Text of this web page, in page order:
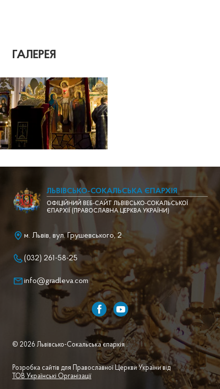
ГАЛЕРЕЯ
ЛЬВІВСЬКО-СОКАЛЬСЬКА ЄПАРХІЯ
ОФІЦІЙНИЙ ВЕБ-САЙТ ЛЬВІВСЬКО-СОКАЛЬСЬКОЇ
ЄПАРХІЇ (ПРАВОСЛАВНА ЦЕРКВА УКРАЇНИ)
м. Львів, вул. Грушевського, 2
(032) 261-58-25
info@gradleva.com
© 2026 Львівсько-Сокальська єпархія .
Розробка сайтів для Православної Церкви України від
ТОВ Українські Організації